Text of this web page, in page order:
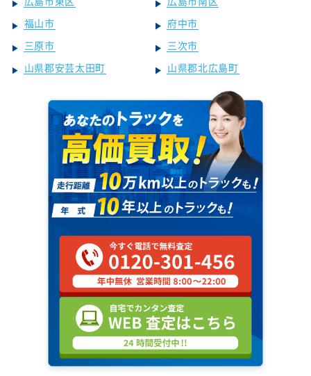
福山市
府中市
三原市
三次市
山県郡安芸太田町
山県郡北広島町